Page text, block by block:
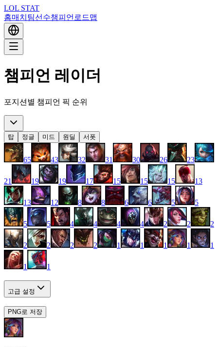
LOL STAT
홈매치 팀선수챔피언 로드맵
챔피언 레이더
포지션별 챔피언 픽 순위
탑 정글 미드 원딜 서폿
65 43 32 31 30 26 23
21 19 19 17 15 15 15 13
13 12 8 8 6 6 5 5
5 5 4 4 4 4 2 2 2
2 2 2 2 1 1 1 1 1
1 1
고급 설정
PNG로 저장